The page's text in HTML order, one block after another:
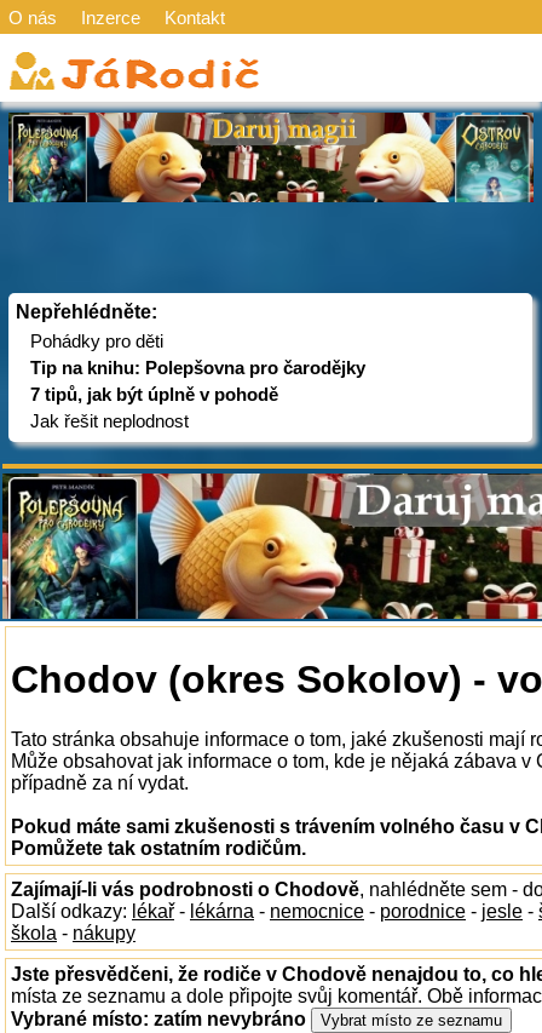
O nás Inzerce Kontakt
Nepřehlédněte:
Pohádky pro děti
Tip na knihu: Polepšovna pro čarodějky
7 tipů, jak být úplně v pohodě
Jak řešit neplodnost
Chodov (okres Sokolov) -
Tato stránka obsahuje informace o tom, jaké zkušenosti mají
Může obsahovat jak informace o tom, kde je nějaká zábava
případně za ní vydat.
Pokud máte sami zkušenosti s trávením volného času v
Pomůžete tak ostatním rodičům.
Zajímají-li vás podrobnosti o Chodově, nahlédněte sem -
Další odkazy: lékař - lékárna - nemocnice - porodnice - jesle -
škola - nákupy
Jste přesvědčeni, že rodiče v Chodově nenajdou to, co
místa ze seznamu a dole připojte svůj komentář. Obě
Vybrané místo: zatím nevybráno